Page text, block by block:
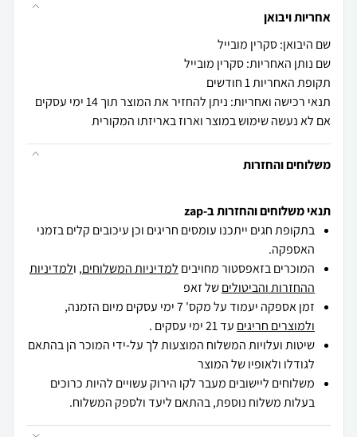
אחריות ויבואן
שם היבואן: סקרין מובייל
שם נותן האחריות: סקרין מובייל
תקופת האחריות 1 חודשים
תנאי רכישה ואחריות: ניתן להחזיר את המוצר תוך 14 ימי עסקים
אם לא נעשה שימוש במוצר וארוז באריזתו המקורית
משלוחים והחזרות
תנאי משלוחים והחזרות ב-zap
בתקופת חגים ייתכנו עומסים חריגים וכן עיכובים קלים בזמני
האספקה.
המוכרים בזאפסטור מחויבים למדיניות המשלוחים, ולמדיניות
ההחזרות והביטוליםשל זאפ
זמן אספקה יעמוד על מקס' 7 ימי עסקים מיום הזמנה,
ולמוצרים חריגים עד 21 ימי עסקים .
שיטות ועלויות המשלוח המוצעות לך על-ידי המוכר הן בהתאם
לגודלו ולאופיו של המוצר
משלוחים ליישובים מעבר לקו הירוק עשויים להיות כרוכים
בעלות משלוח נוספת, בהתאם ליעד ולספק המשלוח.